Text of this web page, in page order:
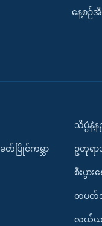
နေ့စဉ်
တ်ပြိုင်ကမ္ဘာ
သိပ္ပံနဲ့
ဥတုရာ
စီးပွားရ
တပတ်အ
လယ်ယာ